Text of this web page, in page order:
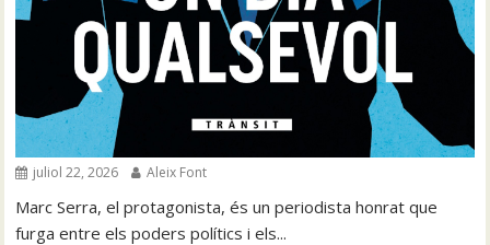
juliol 22, 2026 Aleix Font
Marc Serra, el protagonista, és un periodista honrat que
furga entre els poders polítics i els...